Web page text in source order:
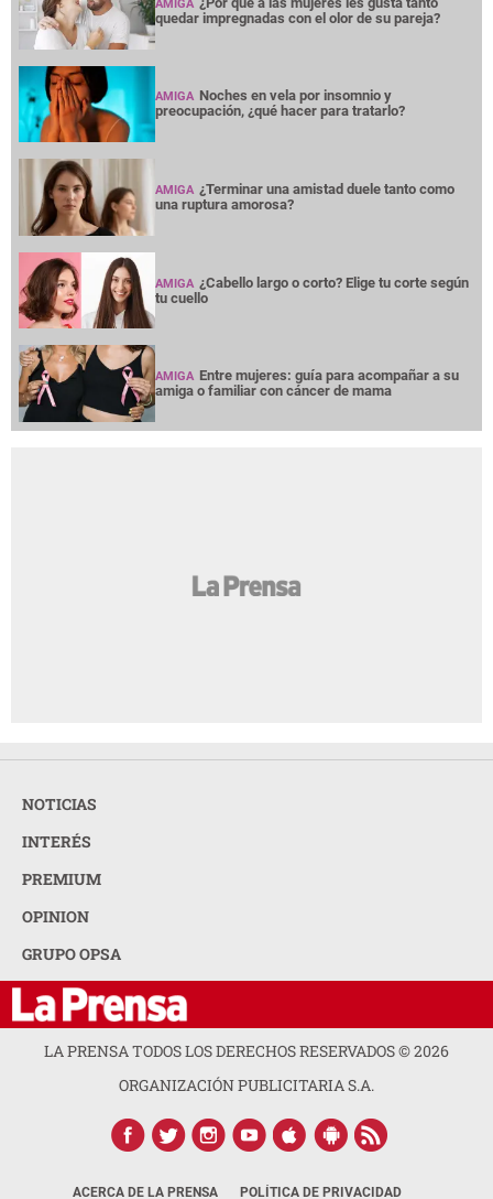
AMIGA
quedar impregnadas con el olor de su pareja?
AMIGA Noches en vela por insomnio y
preocupación, ¿qué hacer para tratarlo?
AMIGA ¿Terminar una amistad duele tanto como
una ruptura amorosa?
AMIGA ¿Cabello largo o corto? Elige tu corte según
tu cuello
AMIGA Entre mujeres: guía para acompañar a su
amiga o familiar con cáncer de mama
NOTICIAS
INTERÉS
PREMIUM
OPINION
GRUPO OPSA
LA PRENSA TODOS LOS DERECHOS RESERVADOS ©2026
ORGANIZACIÓN PUBLICITARIA S.A.
ACERCA DE LA PRENSA POLÍTICA DE PRIVACIDAD